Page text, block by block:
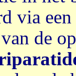
via
de